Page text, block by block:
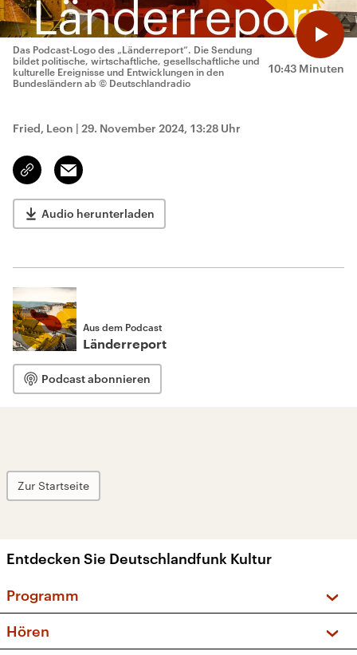
10:43 Minuten
Das Podcast-Logo des „Länderreport“. Die Sendung
bildet politische, wirtschaftliche, gesellschaftliche und
kulturelle Ereignisse und Entwicklungen in den
Bundesländern ab © Deutschlandradio
Fried, Leon | 29. November 2024, 13:28 Uhr
Link
kopieren/teilen
Email
Audio herunterladen
Aus dem Podcast
Länderreport
Podcast abonnieren
Zur Startseite
Entdecken Sie Deutschlandfunk Kultur
Programm
Sendungen und Podcasts
Hören